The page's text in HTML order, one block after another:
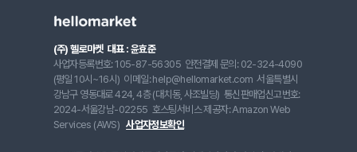
(주) 헬로마켓 대표 : 윤효준
사업자등록번호: 105-87-56305 안전결제 문의: 02-324-4090
(평일 10시~16시) 이메일: help@hellomarket.com 서울특별시
강남구 영동대로 424, 4층 (대치동, 사조빌딩) 통신판매업신고번호:
2024-서울강남-02255 호스팅서비스 제공자: Amazon Web
Services (AWS) 사업자정보확인